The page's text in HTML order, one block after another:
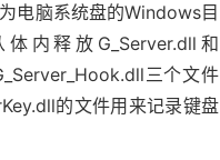
电脑系统盘的Windows目
内释放G_Server.dll和
三个文件
的文件用来记录键盘